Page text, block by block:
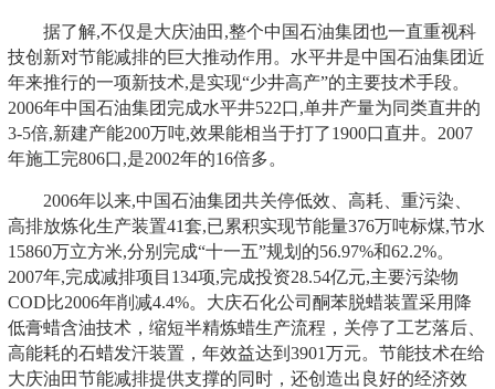
据了解,不仅是大庆油田,整个中国石油集团也一直重视科
技创新对节能减排的巨大推动作用。水平井是中国石油集团近
年来推行的一项新技术,是实现“少井高产”的主要技术手段。
2006年中国石油集团完成水平井522口,单井产量为同类直井的
3-5倍,新建产能200万吨,效果能相当于打了1900口直井。2007
年施工完806口,是2002年的16倍多。
2006年以来,中国石油集团共关停低效、高耗、重污染、
高排放炼化生产装置41套,已累积实现节能量376万吨标煤,节水
15860万立方米,分别完成“十一五”规划的56.97%和62.2%。
2007年,完成减排项目134项,完成投资28.54亿元,主要污染物
COD比2006年削减4.4%。大庆石化公司酮苯脱蜡装置采用降
低膏蜡含油技术，缩短半精炼蜡生产流程，关停了工艺落后、
高能耗的石蜡发汗装置，年效益达到3901万元。节能技术在给
大庆油田节能减排提供支撑的同时，还创造出良好的经济效